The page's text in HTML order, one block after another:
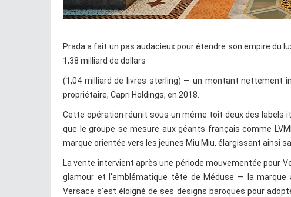
Prada a fait un pas audacieux pour étendre son empire du
1,38 milliard de dollars
(1,04 milliard de livres sterling) — un montant nettement
propriétaire, Capri Holdings, en 2018.
Cette opération réunit sous un même toit deux des labels
que le groupe se mesure aux géants français comme
marque orientée vers les jeunes Miu Miu, élargissant ainsi
La vente intervient après une période mouvementée pour
glamour et l’emblématique tête de Méduse — la marque
Versace s’est éloigné de ses designs baroques pour